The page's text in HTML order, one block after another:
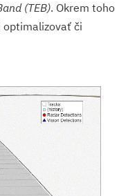
(TEB). Okrem toho
optimalizovať či